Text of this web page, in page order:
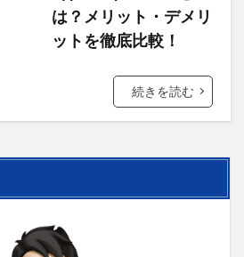
は？メリット・デメリ
ットを徹底比較！
続きを読む